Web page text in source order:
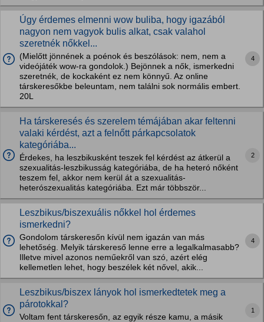
Úgy érdemes elmenni wow buliba, hogy igazából
nagyon nem vagyok bulis alkat, csak valahol
szeretnék nőkkel...
(Mielőtt jönnének a poénok és beszólások: nem, nem a
videójáték wow-ra gondolok.) Bejönnek a nők, ismerkedni
szeretnék, de kockaként ez nem könnyű. Az online
társkeresőkbe beleuntam, nem találni sok normális embert.
20L
4
Ha társkeresés és szerelem témájában akar feltenni
valaki kérdést, azt a felnőtt párkapcsolatok
kategóriába...
Érdekes, ha leszbikusként teszek fel kérdést az átkerül a
szexualitás-leszbikusság kategóriába, de ha heteró nőként
teszem fel, akkor nem kerül át a szexualitás-
heterószexualitás kategóriába. Ezt már többször...
2
Leszbikus/biszexuális nőkkel hol érdemes
ismerkedni?
Gondolom társkeresőn kívül nem igazán van más
lehetőség. Melyik társkereső lenne erre a legalkalmasabb?
Illetve mivel azonos neműekről van szó, azért elég
kellemetlen lehet, hogy beszélek két nővel, akik...
4
Leszbikus/biszex lányok hol ismerkedtetek meg a
párotokkal?
Voltam fent társkeresőn, az egyik része kamu, a másik
1